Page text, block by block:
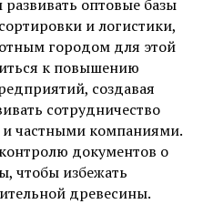
развивать оптовые базы
и логистики,
городом для этой
к повышению
создавая
сотрудничество
частными компаниями.
документов о
чтобы избежать
древесины.